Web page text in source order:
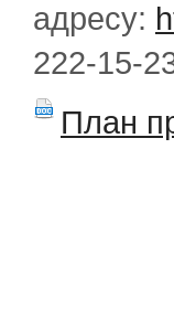
адресу:
222-15-
План